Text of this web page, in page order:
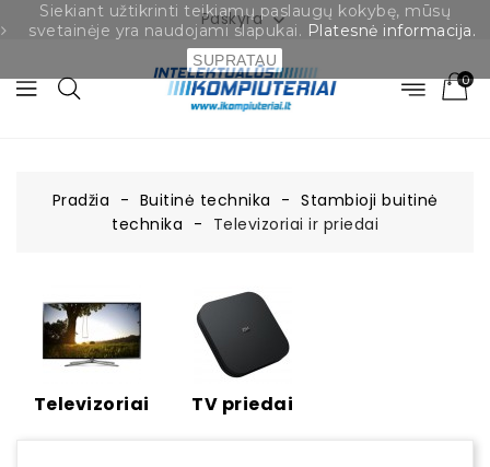
Paskyra
0
Pradžia Buitinė technika
Stambioji buitinė
technika
Televizoriai ir priedai
Televizoriai TV priedai
Siekiant užtikrinti teikiamų paslaugų kokybę, mūsų
svetainėje yra naudojami slapukai. Platesnė informacija.
SUPRATAU